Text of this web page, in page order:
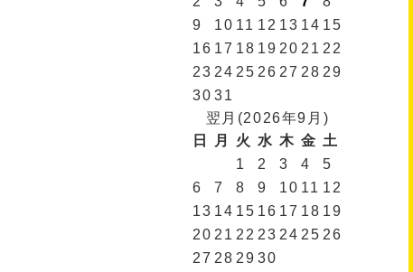
9
10 11 12 13 14 15
16 17 18 19 20 21 22
23 24 25 26 27 28 29
30 31
翌月(2026年9月)
日
月 火 水 木 金 土
1
2 3 4
5
6
7 8 9 10 11 12
13 14 15 16 17 18 19
20 21 22 23 24 25 26
27 28 29 30